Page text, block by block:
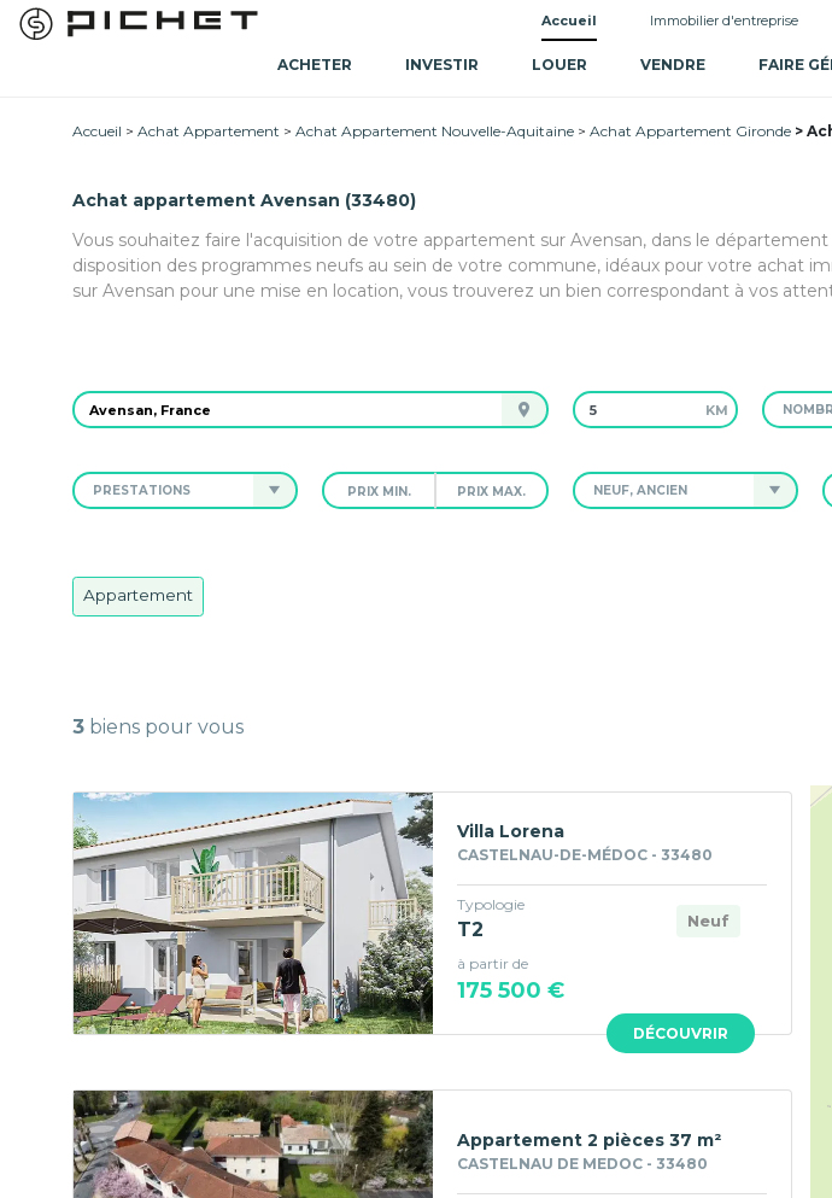
Accueil Immobilier d'entreprise
ACHETER INVESTIR LOUER VENDRE FAIRE
Accueil Achat Appartement Achat Appartement Nouvelle-Aquitaine Achat Appartement Gironde
Achat appartement Avensan (33480)
Vous souhaitez faire l'acquisition de votre appartement sur Avensan, dans le
disposition des programmes neufs au sein de votre commune, idéaux pour votre achat
sur Avensan pour une mise en location, vous trouverez un bien correspondant à vos
KM
PRESTATIONS NEUF, ANCIEN
Appartement
3 biens pour vous
DÉCOUVRIR
Villa Lorena
CASTELNAU-DE-MÉDOC - 33480
Neuf
Typologie
T2
à partir de
175 500 €
Appartement 2 pièces 37 m²
CASTELNAU DE MEDOC - 33480